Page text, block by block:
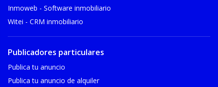
Inmoweb - Software inmobiliario
Witei - CRM inmobiliario
Publicadores particulares
Publica tu anuncio
Publica tu anuncio de alquiler